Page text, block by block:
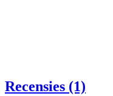
Recensies (1)